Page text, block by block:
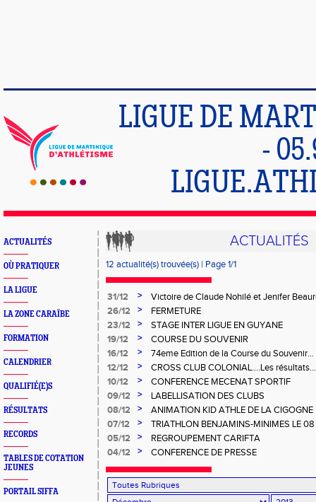
LIGUE DE
-
ACTUALITÉS
OÙ PRATIQUER
LA LIGUE
LA ZONE CARAÏBE
FORMATION
CALENDRIER
QUALIFIÉ(E)S
RÉSULTATS
RECORDS
TABLES DE COTATION
JEUNES
PORTAIL SIFFA
ACTUALITÉS
12 actualité(s) trouvée(s) | Page 1/1
31/12 >
Victoire de Claude Nohilé et Jenifer
Sylvestre
26/12 >
FERMETURE
23/12
>
STAGE INTER LIGUE EN GUYANE
19/12
>
COURSE DU SOUVENIR
16/12
>
74eme Edition de la Course du
12/12
>
CROSS CLUB COLONIAL....Les résultats...
10/12
>
CONFERENCE MECENAT SPORTIF
09/12
>
LABELLISATION DES CLUBS
08/12
>
ANIMATION KID ATHLE DE LA CIGOGNE
07/12
>
TRIATHLON BENJAMINS-MINIMES LE 08
RESULTATS OFFICIEUX...
05/12 >
REGROUPEMENT CARIFTA
04/12
> CONFERENCE DE PRESSE